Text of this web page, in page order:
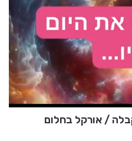
/ אורקל בחלום